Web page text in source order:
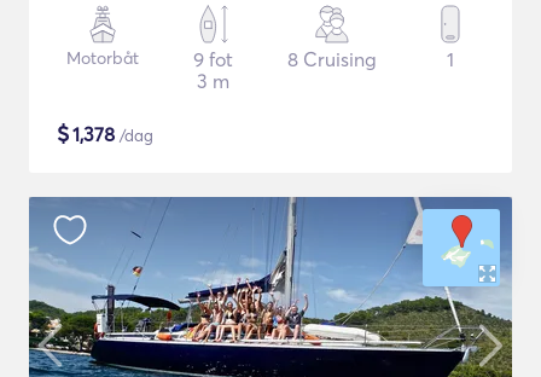
Motorbåt
9 fot
3 m
8 Cruising 1
$1,378 /dag